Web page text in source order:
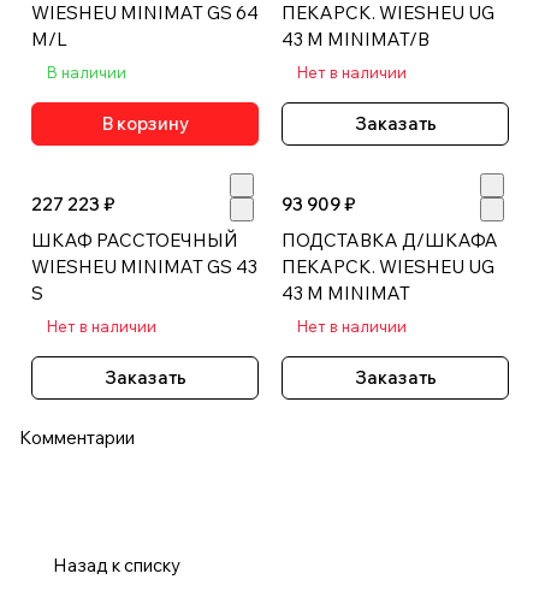
WIESHEU MINIMAT GS 64
M/L
В наличии
В корзину
ПЕКАРСК. WIESHEU UG
43 M MINIMAT/В
Нет в наличии
Заказать
227 223 ₽
ШКАФ РАССТОЕЧНЫЙ
WIESHEU MINIMAT GS 43
S
Нет в наличии
Заказать
93 909 ₽
ПОДСТАВКА Д/ШКАФА
ПЕКАРСК. WIESHEU UG
43 M MINIMAT
Нет в наличии
Заказать
Комментарии
Назад к списку